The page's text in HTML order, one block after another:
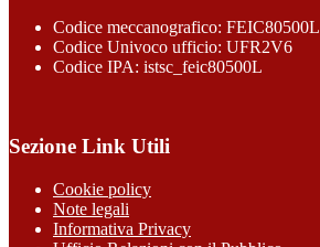
Codice meccanografico: FEIC80500L
Codice Univoco ufficio: UFR2V6
Codice IPA: istsc_feic80500L
Sezione Link Utili
Cookie policy
Note legali
Informativa Privacy